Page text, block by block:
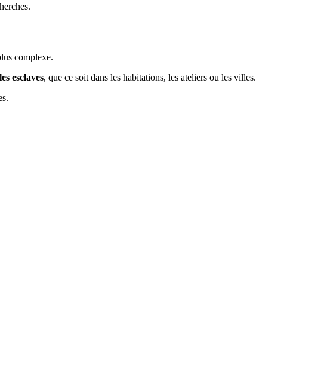
complexe.
esclaves, que ce soit dans les habitations, les ateliers ou les villes.